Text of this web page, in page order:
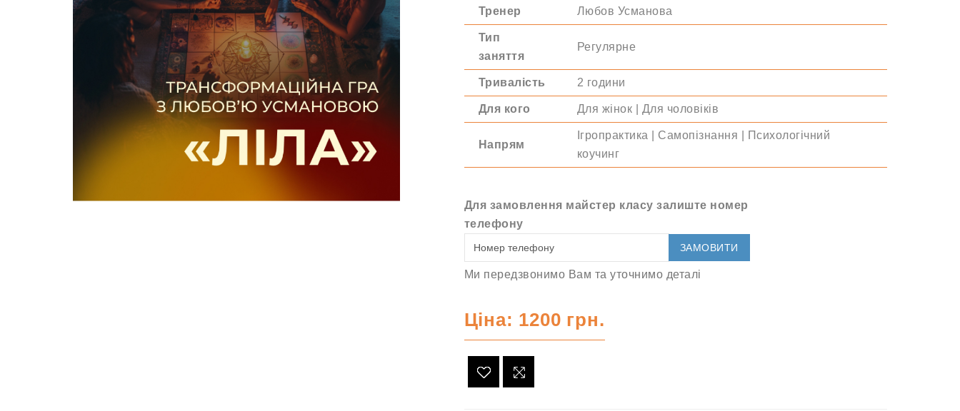
Тренер Любов Усманова
Тип
заняття
Регулярне
Тривалість 2 години
Для кого Для жінок | Для чоловіків
Напрям
Ігропрактика | Самопізнання | Психологічний
коучинг
Для замовлення майстер класу залиште номер
телефону
ЗАМОВИТИ
Ми передзвонимо Вам та уточнимо деталі
Ціна: 1200 грн.